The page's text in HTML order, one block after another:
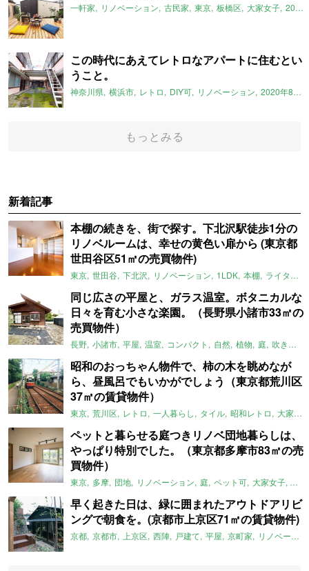
一軒家 リノベーション 古民家 東京 板橋区 大家女子 2020年8月のおすすめ
この時代にあえてレトロなアパートに住むとい
うこと。
神奈川県 横浜市 レトロ DIY可 リノベーション 2020年8月のおすすめ
もっとみる
新着記事
本棚の続きを、街で探す。下北沢駅徒歩1分の
リノベルームは、幸せの黄色い扉から (東京都
世田谷区51㎡の売買物件)
東京 世田谷 下北沢 リノベーション 1LDK 本棚 ライター：ほしりょうこ
同じ広さの平屋と、ガラス温室。ボタニカルな
日々を育む小さな楽園。（長野県小諸市33㎡の
売買物件）
長野 小諸市 平屋 温室 コンパクト 自然 植物 庭 吹き抜け
昭和のおっちゃん物件で、柿の木を眺めなが
ら、昼風呂でもいかがでしょう（東京都荒川区
37㎡の賃貸物件）
東京 荒川区 レトロ 一人暮らし タイル 昭和レトロ 大家女子
ペットと暮らせる庭つきリノベ団地暮らしは、
やっぱり特別でした。（東京都多摩市83㎡の売
買物件）
東京 多摩 団地 リノベーション 庭 ペット可 大家女子 団
早く起きた日は、緑に囲まれたアウトドアリビ
ングで朝食を。(京都市上京区71㎡の賃貸物件)
京都 京都市 上京区 西陣 戸建て 平屋 京町家 リノベーション